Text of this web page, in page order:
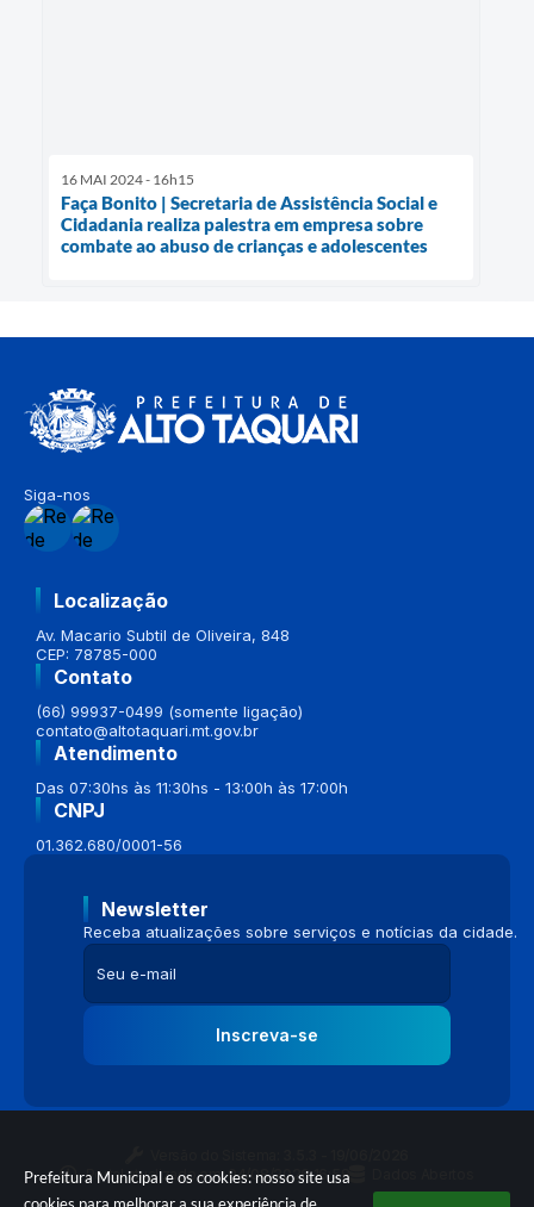
Prefeitura Municipal e os cookies: nosso site usa
16 MAI 2024 - 16h15
Faça Bonito | Secretaria de Assistência Social e
Cidadania realiza palestra em empresa sobre
combate ao abuso de crianças e adolescentes
Siga-nos
Localização
Av. Macario Subtil de Oliveira, 848
CEP: 78785-000
Contato
(66) 99937-0499 (somente ligação)
contato@altotaquari.mt.gov.br
Atendimento
Das 07:30hs às 11:30hs - 13:00h às 17:00h
CNPJ
01.362.680/0001-56
Newsletter
Receba atualizações sobre serviços e notícias da cidade.
Inscreva-se
Portal atualizado em:04/08/2026 16:58